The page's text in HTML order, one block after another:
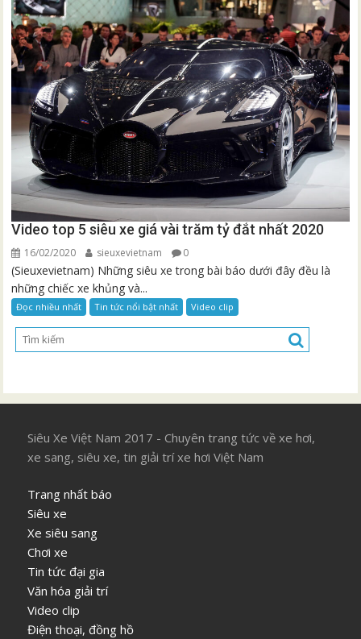
Video top 5 siêu xe giá vài trăm tỷ đắt nhất 2020
16/02/2020 sieuxevietnam 0
(Sieuxevietnam) Những siêu xe trong bài báo dưới đây đều là
những chiếc xe khủng và...
Đọc nhiều nhất Tin tức nổi bật nhất Video clip
Siêu Xe Việt Nam 2017 - Chuyên trang tức về xe hơi,
xe sang, siêu xe, tin giải trí xe hơi Việt Nam
Trang nhất báo
Siêu xe
Xe siêu sang
Chơi xe
Tin tức đại gia
Văn hóa giải trí
Video clip
Điện thoại, đồng hồ